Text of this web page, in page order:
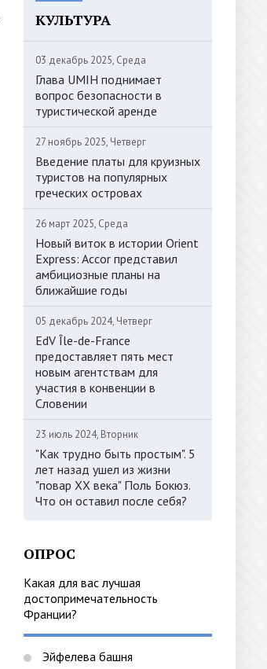
КУЛЬТУРА
03 декабрь 2025, Среда
Глава UMIH поднимает
вопрос безопасности в
туристической аренде
27 ноябрь 2025, Четверг
Введение платы для круизных
туристов на популярных
греческих островах
26 март 2025, Среда
Новый виток в истории Orient
Express: Accor представил
амбициозные планы на
ближайшие годы
05 декабрь 2024, Четверг
EdV Île-de-France
предоставляет пять мест
новым агентствам для
участия в конвенции в
Словении
23 июль 2024, Вторник
"Как трудно быть простым". 5
лет назад ушел из жизни
"повар ХХ века" Поль Бокюз.
Что он оставил после себя?
ОПРОС
Какая для вас лучшая
достопримечательность
Франции?
Эйфелева башня